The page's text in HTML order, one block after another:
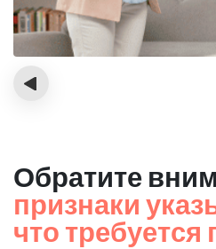
‹
Обратите
признаки
что